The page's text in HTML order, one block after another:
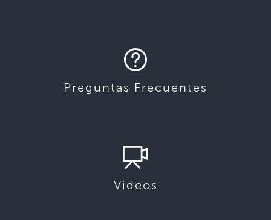
Preguntas Frecuentes
Videos